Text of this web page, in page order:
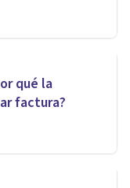
qué la
factura?